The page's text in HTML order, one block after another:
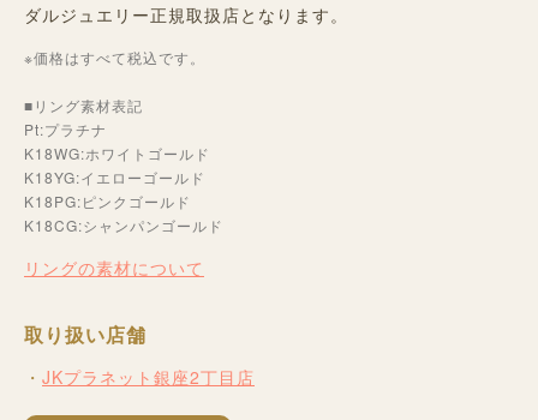
ダルジュエリー正規取扱店となります。
※価格はすべて税込です。
■リング素材表記
Pt:プラチナ
K18WG:ホワイトゴールド
K18YG:イエローゴールド
K18PG:ピンクゴールド
K18CG:シャンパンゴールド
リングの素材について
取り扱い店舗
JKプラネット銀座2丁目店